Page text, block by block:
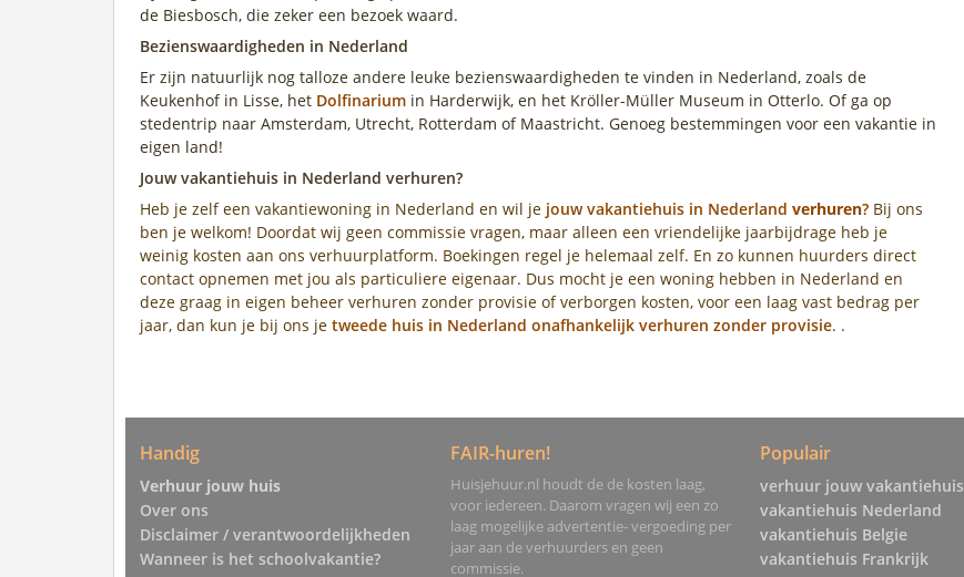
de Biesbosch, die zeker een bezoek waard.
Bezienswaardigheden in Nederland
Er zijn natuurlijk nog talloze andere leuke bezienswaardigheden te vinden in Nederland, zoals de
Keukenhof in Lisse, het Dolfinarium in Harderwijk, en het Kröller-Müller Museum in Otterlo. Of ga op
stedentrip naar Amsterdam, Utrecht, Rotterdam of Maastricht. Genoeg bestemmingen voor een vakantie in
eigen land!
Jouw vakantiehuis in Nederland verhuren?
Heb je zelf een vakantiewoning in Nederland en wil je jouw vakantiehuis in Nederland verhuren? Bij ons
ben je welkom! Doordat wij geen commissie vragen, maar alleen een vriendelijke jaarbijdrage heb je
weinig kosten aan ons verhuurplatform. Boekingen regel je helemaal zelf. En zo kunnen huurders direct
contact opnemen met jou als particuliere eigenaar. Dus mocht je een woning hebben in Nederland en
deze graag in eigen beheer verhuren zonder provisie of verborgen kosten, voor een laag vast bedrag per
jaar, dan kun je bij ons je tweede huis in Nederland onafhankelijk verhuren zonder provisie. .
Handig
Verhuur jouw huis
Over ons
Disclaimer / verantwoordelijkheden
Wanneer is het schoolvakantie?
FAIR-huren!
Huisjehuur.nl houdt de de kosten laag,
voor iedereen. Daarom vragen wij een zo
laag mogelijke advertentie- vergoeding per
jaar aan de verhuurders en geen
commissie.
Populair
verhuur jouw vakantiehuis
vakantiehuis Nederland
vakantiehuis Belgie
vakantiehuis Frankrijk